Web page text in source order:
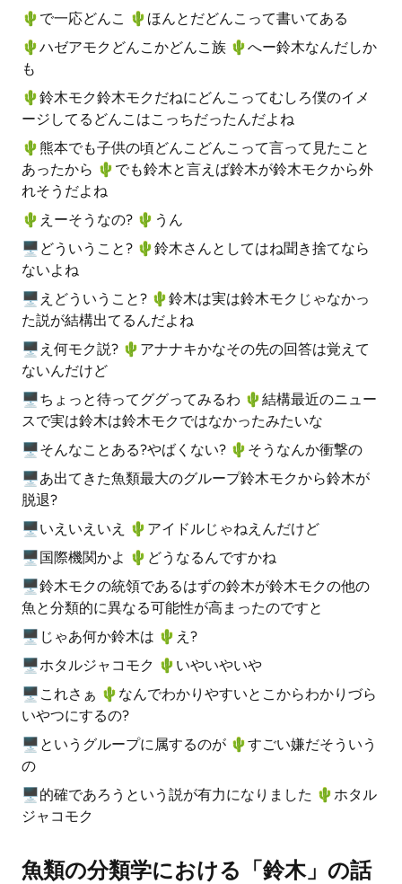
🌵️で一応どんこ 🌵️ほんとだどんこって書いてある
🌵️ハゼアモクどんこかどんこ族 🌵️へー鈴木なんだしか
も
🌵️鈴木モク鈴木モクだねにどんこってむしろ僕のイメ
ージしてるどんこはこっちだったんだよね
🌵️熊本でも子供の頃どんこどんこって言って見たこと
あったから 🌵️でも鈴木と言えば鈴木が鈴木モクから外
れそうだよね
🌵️えーそうなの? 🌵️うん
🖥どういうこと? 🌵️鈴木さんとしてはね聞き捨てなら
ないよね
🖥えどういうこと? 🌵️鈴木は実は鈴木モクじゃなかっ
た説が結構出てるんだよね
🖥え何モク説? 🌵️アナナキかなその先の回答は覚えて
ないんだけど
🖥ちょっと待ってググってみるわ 🌵️結構最近のニュー
スで実は鈴木は鈴木モクではなかったみたいな
🖥そんなことある?やばくない? 🌵️そうなんか衝撃の
🖥あ出てきた魚類最大のグループ鈴木モクから鈴木が
脱退?
🖥いえいえいえ 🌵️アイドルじゃねえんだけど
🖥国際機関かよ 🌵️どうなるんですかね
🖥鈴木モクの統領であるはずの鈴木が鈴木モクの他の
魚と分類的に異なる可能性が高まったのですと
🖥じゃあ何か鈴木は 🌵️え?
🖥ホタルジャコモク 🌵️いやいやいや
🖥これさぁ 🌵️なんでわかりやすいとこからわかりづら
いやつにするの?
🖥というグループに属するのが 🌵️すごい嫌だそういう
の
🖥的確であろうという説が有力になりました 🌵️ホタル
ジャコモク
魚類の分類学における「鈴木」の話